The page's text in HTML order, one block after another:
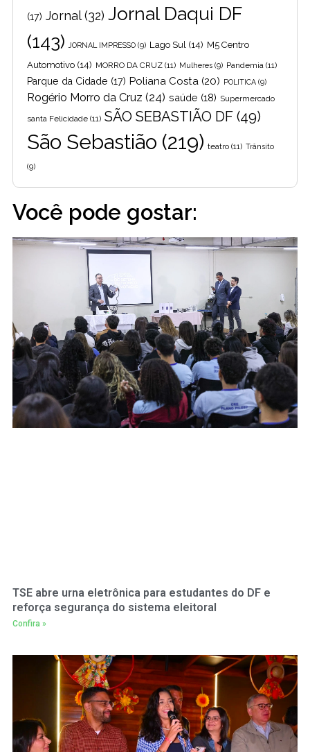
(17) Jornal(32) Jornal Daqui DF
(143)
JORNAL IMPRESSO (9) Lago Sul (14) M5 Centro
Automotivo (14) MORRO DA CRUZ (11) Mulheres (9) Pandemia (11)
Parque da Cidade (17) Poliana Costa (20) POLITICA (9)
Rogério Morro da Cruz (24) saúde (18) Supermercado
santa Felicidade (11) SÃO SEBASTIÃO DF (49)
São Sebastião (219) teatro (11) Trânsito
(9)
Você pode gostar:
TSE abre urna eletrônica para estudantes do DF e
reforça segurança do sistema eleitoral
Confira »